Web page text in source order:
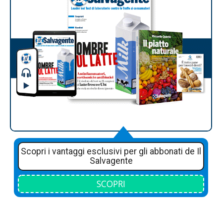
Scopri i vantaggi esclusivi per gli abbonati de Il
Salvagente
SCOPRI